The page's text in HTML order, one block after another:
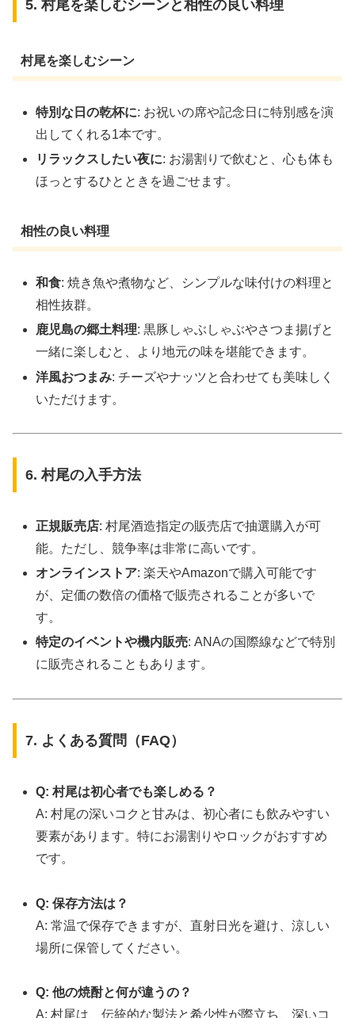
5. 村尾を楽しむシーンと相性の良い料理
村尾を楽しむシーン
特別な日の乾杯に: お祝いの席や記念日に特別感を演
出してくれる1本です。
リラックスしたい夜に: お湯割りで飲むと、心も体も
ほっとするひとときを過ごせます。
相性の良い料理
和食: 焼き魚や煮物など、シンプルな味付けの料理と
相性抜群。
鹿児島の郷土料理: 黒豚しゃぶしゃぶやさつま揚げと
一緒に楽しむと、より地元の味を堪能できます。
洋風おつまみ: チーズやナッツと合わせても美味しく
いただけます。
6. 村尾の入手方法
正規販売店: 村尾酒造指定の販売店で抽選購入が可
能。ただし、競争率は非常に高いです。
オンラインストア: 楽天やAmazonで購入可能です
が、定価の数倍の価格で販売されることが多いで
す。
特定のイベントや機内販売: ANAの国際線などで特別
に販売されることもあります。
7. よくある質問（FAQ）
Q: 村尾は初心者でも楽しめる？
A: 村尾の深いコクと甘みは、初心者にも飲みやすい
要素があります。特にお湯割りやロックがおすすめ
です。
Q: 保存方法は？
A: 常温で保存できますが、直射日光を避け、涼しい
場所に保管してください。
Q: 他の焼酎と何が違うの？
A: 村尾は、伝統的な製法と希少性が際立ち、深いコ